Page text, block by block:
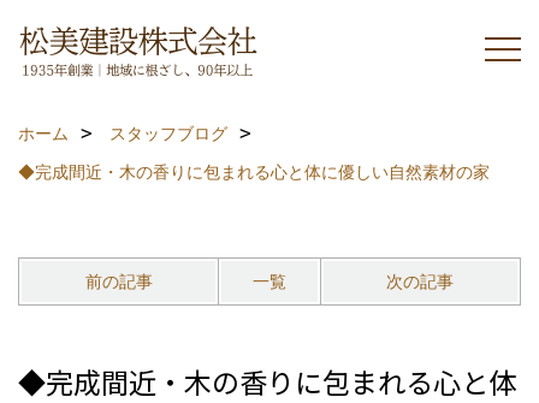
ホーム
スタッフブログ
◆完成間近・木の香りに包まれる心と体に優しい自然素材の家
前の記事 一覧 次の記事
◆完成間近・木の香りに包まれる心と体